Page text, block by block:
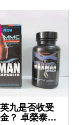
九是否收受
？ 卓榮泰：